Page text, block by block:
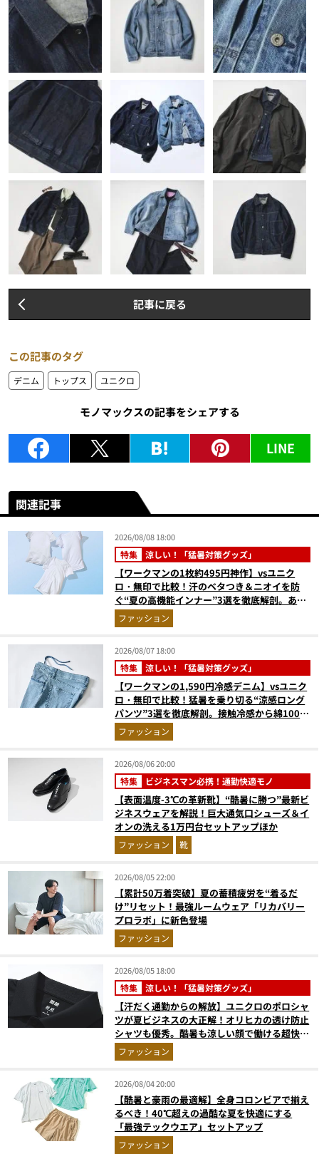
記事に戻る
この記事のタグ
デニム トップス ユニクロ
モノマックスの記事をシェアする
LINE
関連記事
2026/08/08 18:00
特集 涼しい！「猛暑対策グッズ」
【ワークマンの1枚約495円神作】vsユニク
ロ・無印で比較！汗のベタつき＆ニオイを防
ぐ“夏の高機能インナー”3選を徹底解剖。あな
たに最適な1着は？
ファッション
2026/08/07 18:00
特集 涼しい！「猛暑対策グッズ」
【ワークマンの1,590円冷感デニム】vsユニク
ロ・無印で比較！猛暑を乗り切る“涼感ロング
パンツ”3選を徹底解剖。接触冷感から綿100%
まで決定版
ファッション
2026/08/06 20:00
特集 ビジネスマン必携！通勤快適モノ
【表面温度-3℃の革新靴】“酷暑に勝つ”最新ビ
ジネスウェアを解説！巨大通気口シューズ＆イ
オンの洗える1万円台セットアップほか
ファッション 靴
2026/08/05 22:00
【累計50万着突破】夏の蓄積疲労を“着るだ
け”リセット！最強ルームウェア「リカバリー
プロラボ」に新色登場
ファッション
2026/08/05 18:00
特集 涼しい！「猛暑対策グッズ」
【汗だく通勤からの解放】ユニクロのポロシャ
ツが夏ビジネスの大正解！オリヒカの透け防止
シャツも優秀。酷暑も涼しい顔で働ける超快適
ウエアの実力
ファッション
2026/08/04 20:00
【酷暑と豪雨の最適解】全身コロンビアで揃え
るべき！40℃超えの過酷な夏を快適にする
「最強テックウエア」セットアップ
ファッション